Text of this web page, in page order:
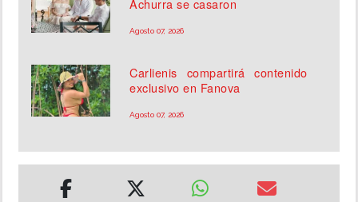
Achurra se casaron
Agosto 07, 2026
Carlienis compartirá contenido
exclusivo en Fanova
Agosto 07, 2026